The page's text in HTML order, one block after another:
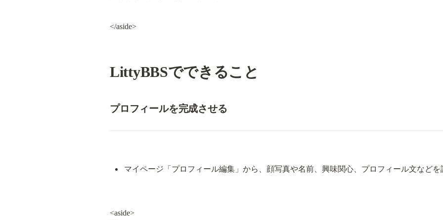
</aside>
LittyBBSでできること
プロフィールを完成させる
マイページ「プロフィール編集」から、顔写真や名前、興味関心、プロフィール文などを
<aside>